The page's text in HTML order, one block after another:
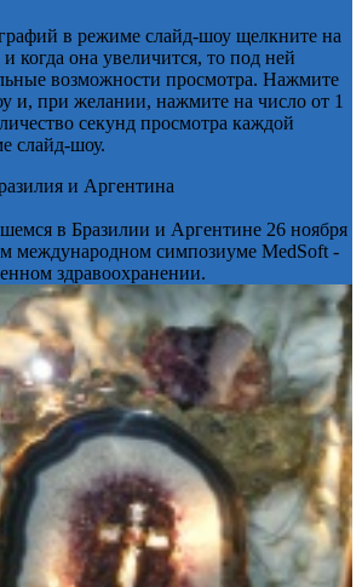
в режиме слайд-шоу щелкните на
она увеличится, то под ней
возможности просмотра. Нажмите
и, при желании, нажмите на число от 1
секунд просмотра каждой
слайд-шоу.
и Аргентина
в Бразилии и Аргентине 26 ноября
международном симпозиуме MedSoft -
здравоохранении.